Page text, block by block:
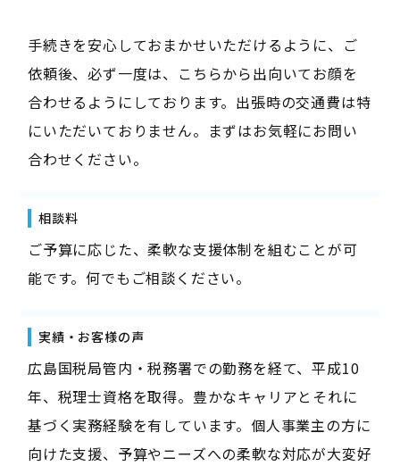
手続きを安心しておまかせいただけるように、ご
依頼後、必ず一度は、こちらから出向いてお顔を
合わせるようにしております。出張時の交通費は特
にいただいておりません。まずはお気軽にお問い
合わせください。
相談料
ご予算に応じた、柔軟な支援体制を組むことが可
能です。何でもご相談ください。
実績・お客様の声
広島国税局管内・税務署での勤務を経て、平成10
年、税理士資格を取得。豊かなキャリアとそれに
基づく実務経験を有しています。個人事業主の方に
向けた支援、予算やニーズへの柔軟な対応が大変好